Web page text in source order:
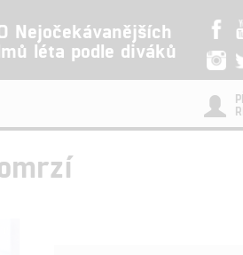
Nejočekávanějších
léta podle diváků